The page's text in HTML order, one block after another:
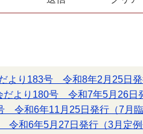
より183号 令和8年2月25日発
だより180号 令和7年5月26日
令和6年11月25日発行（7月臨
和6年5月27日発行（3月定例